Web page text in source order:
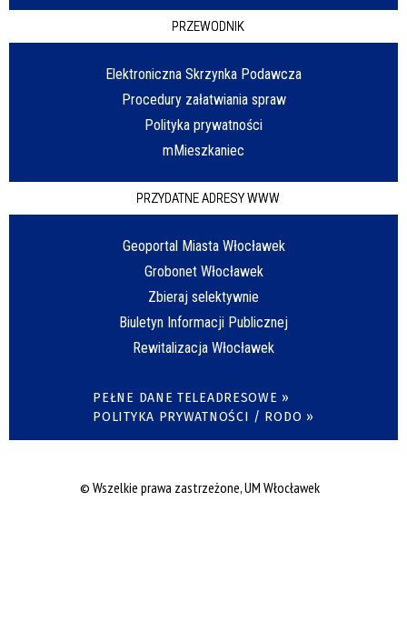
PRZEWODNIK
Elektroniczna Skrzynka Podawcza
Procedury załatwiania spraw
Polityka prywatności
mMieszkaniec
PRZYDATNE ADRESY WWW
Geoportal Miasta Włocławek
Grobonet Włocławek
Zbieraj selektywnie
Biuletyn Informacji Publicznej
Rewitalizacja Włocławek
PEŁNE DANE TELEADRESOWE »
POLITYKA PRYWATNOŚCI / RODO »
© Wszelkie prawa zastrzeżone, UM Włocławek